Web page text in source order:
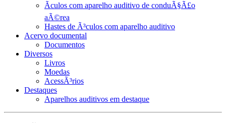
Ãculos com aparelho auditivo de conduÃ§Ã£o
aÃ©rea
Hastes de Ã³culos com aparelho auditivo
Acervo documental
Documentos
Diversos
Livros
Moedas
AcessÃ³rios
Destaques
Aparelhos auditivos em destaque